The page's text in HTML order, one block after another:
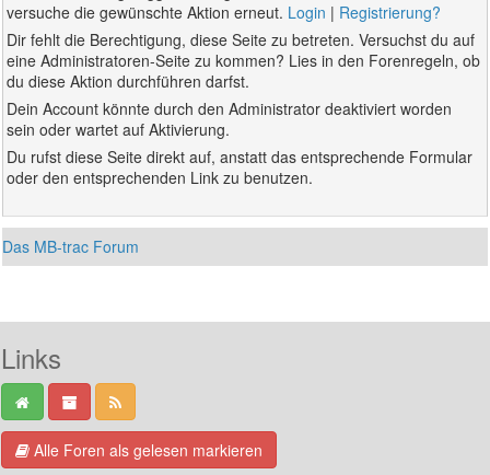
versuche die gewünschte Aktion erneut. Login | Registrierung?
Dir fehlt die Berechtigung, diese Seite zu betreten. Versuchst du auf
eine Administratoren-Seite zu kommen? Lies in den Forenregeln, ob
du diese Aktion durchführen darfst.
Dein Account könnte durch den Administrator deaktiviert worden
sein oder wartet auf Aktivierung.
Du rufst diese Seite direkt auf, anstatt das entsprechende Formular
oder den entsprechenden Link zu benutzen.
Das MB-trac Forum
Links
Alle Foren als gelesen markieren